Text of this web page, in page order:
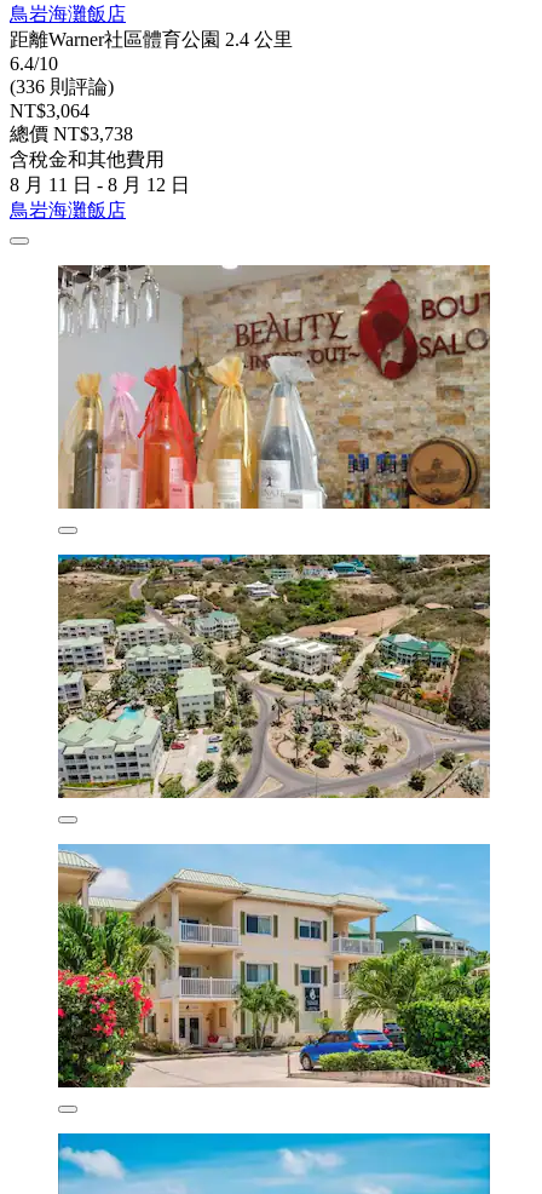
鳥岩海灘飯店
距離Warner社區體育公園 2.4 公里
6.4/10
(336 則評論)
NT$3,064
總價 NT$3,738
含稅金和其他費用
8 月 11 日 - 8 月 12 日
鳥岩海灘飯店